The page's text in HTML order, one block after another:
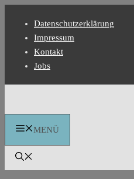
springen
Datenschutzerklärung
Impressum
Kontakt
Jobs
MENÜ